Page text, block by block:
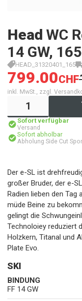
Head WC
14 GW,
HEAD_31320401_165
799.00CHF
inkl. MwSt., zzgl.
Sofort verfügbar
Versand
Sofort abholbar
Abholung Side Cut
Der e-SL ist
großer Bruder, der e-
Radien lieben den
müde Beine zu
gelingt die
Technoloiey reduziert
Holzkern, Titanal und
Plate Evo.
SKI
BINDUNG
FF 14 GW